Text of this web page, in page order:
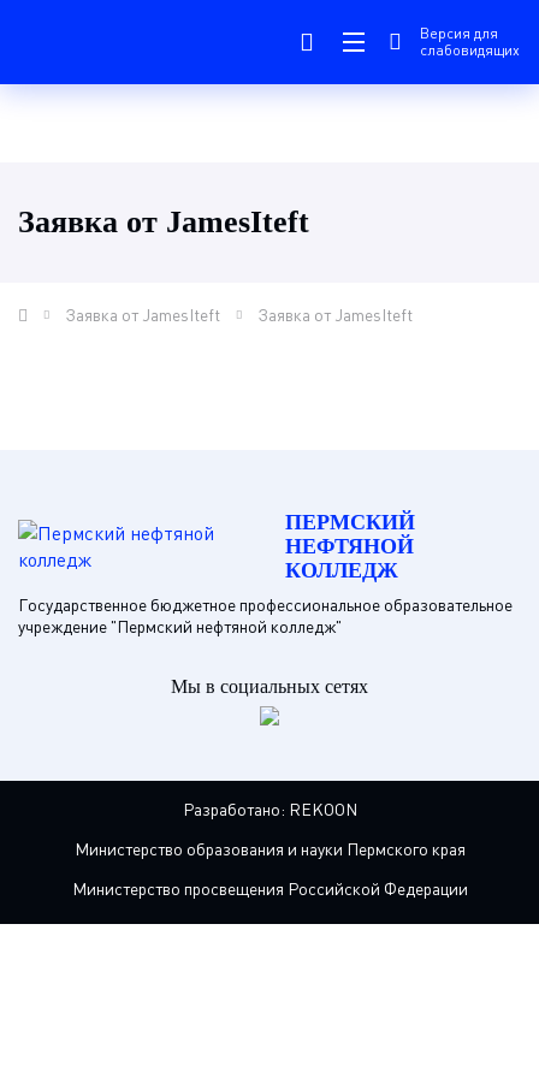
Версия для
слабовидящих
Заявка от JamesIteft
Заявка от JamesIteft Заявка от JamesIteft
ПЕРМСКИЙ
НЕФТЯНОЙ
КОЛЛЕДЖ
Государственное бюджетное профессиональное образовательное
учреждение "Пермский нефтяной колледж"
Мы в социальных сетях
Разработано: REKOON
Министерство образования и науки Пермского края
Министерство просвещения Российской Федерации